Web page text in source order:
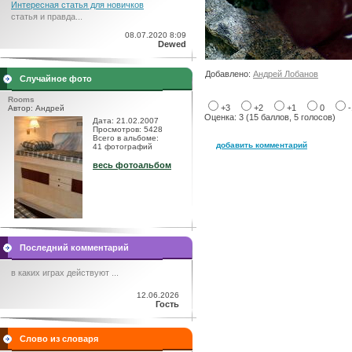
Интересная статья для новичков
статья и правда...
08.07.2020 8:09
Dewed
Случайное фото
Rooms
Автор: Андрей
Дата: 21.02.2007
Просмотров: 5428
Всего в альбоме:
41 фотографий
весь фотоальбом
Последний комментарий
в каких играх действуют ...
12.06.2026
Гость
Слово из словаря
Добавлено: Андрей Лобанов
+3 +2 +1 0
Оценка: 3 (15 баллов, 5 голосов)
добавить комментарий